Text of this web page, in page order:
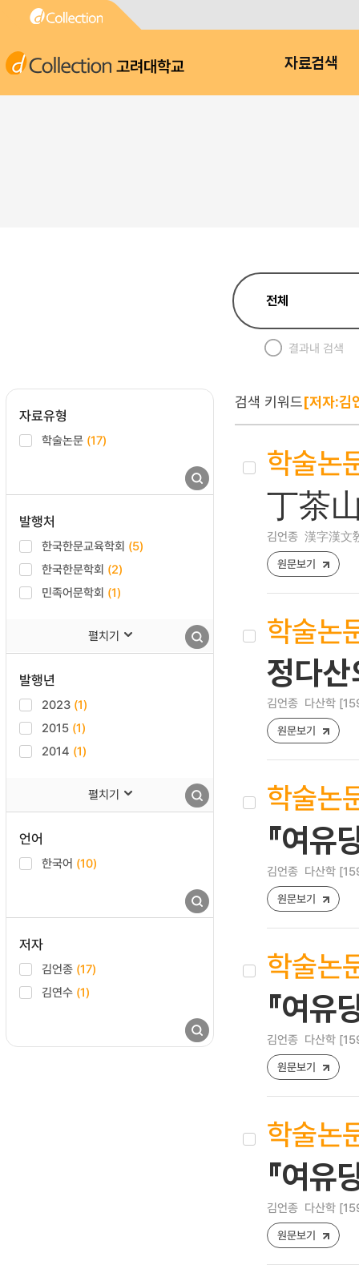
고려대학교 자료검색
결과내 검색
자료유형
학술논문 (17)
발행처
한국한문교육학회 (5)
한국한문학회 (2)
민족어문학회 (1)
펼치기
발행년
2023 (1)
2015 (1)
2014 (1)
펼치기
언어
한국어 (10)
저자
김언종 (17)
김연수 (1)
검색 키워드[저자:김
학술논
丁茶
김언종 漢字漢文
원문보기
학술논
정다
김언종 다산학
원문보기
학술논
『여
김언종 다산학
원문보기
학술논
『여
김언종 다산학
원문보기
학술논
『여
김언종 다산학
원문보기